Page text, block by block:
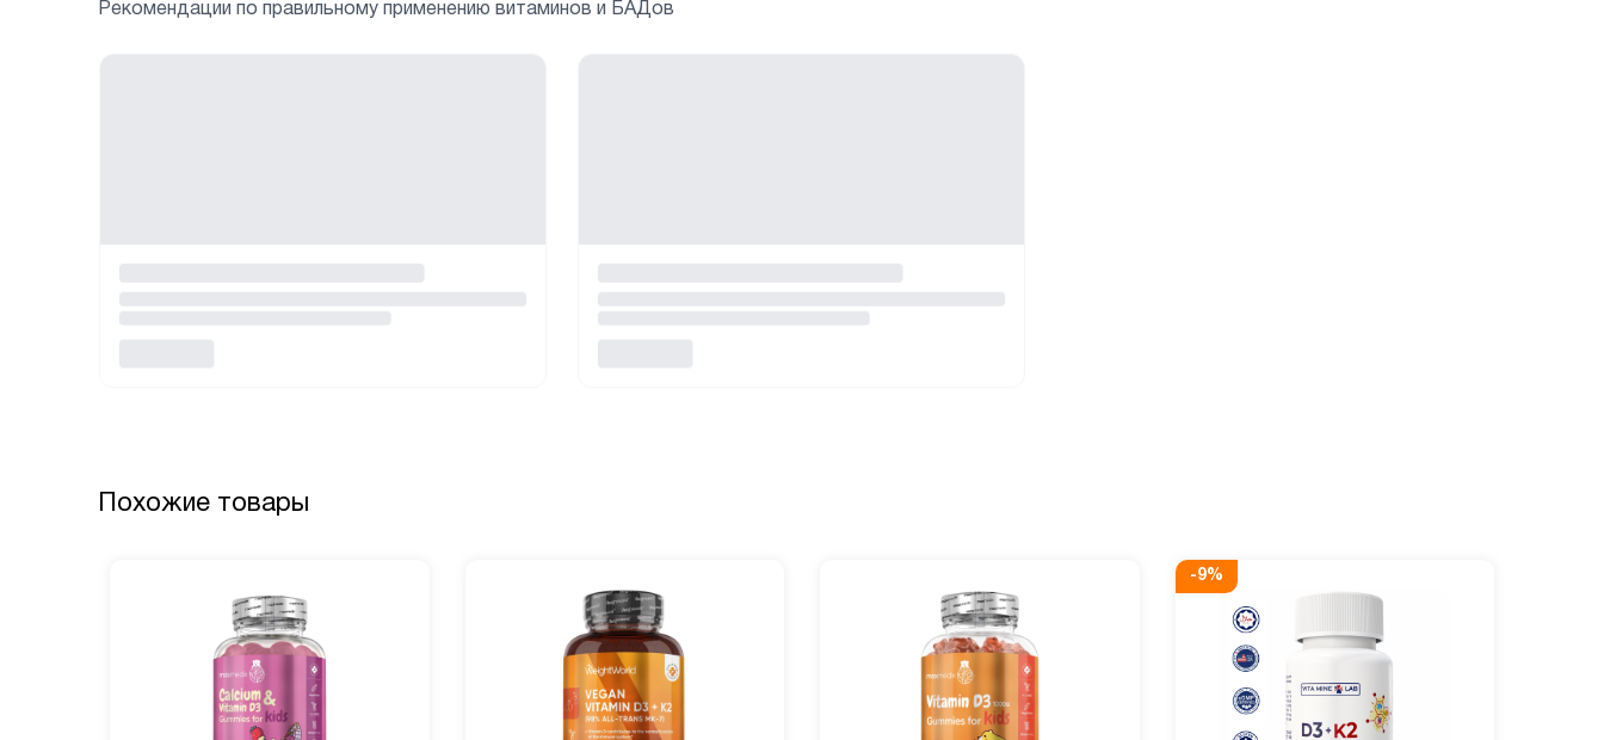
Рекомендации по правильному применению витаминов и БАДов
Похожие товары
-9%